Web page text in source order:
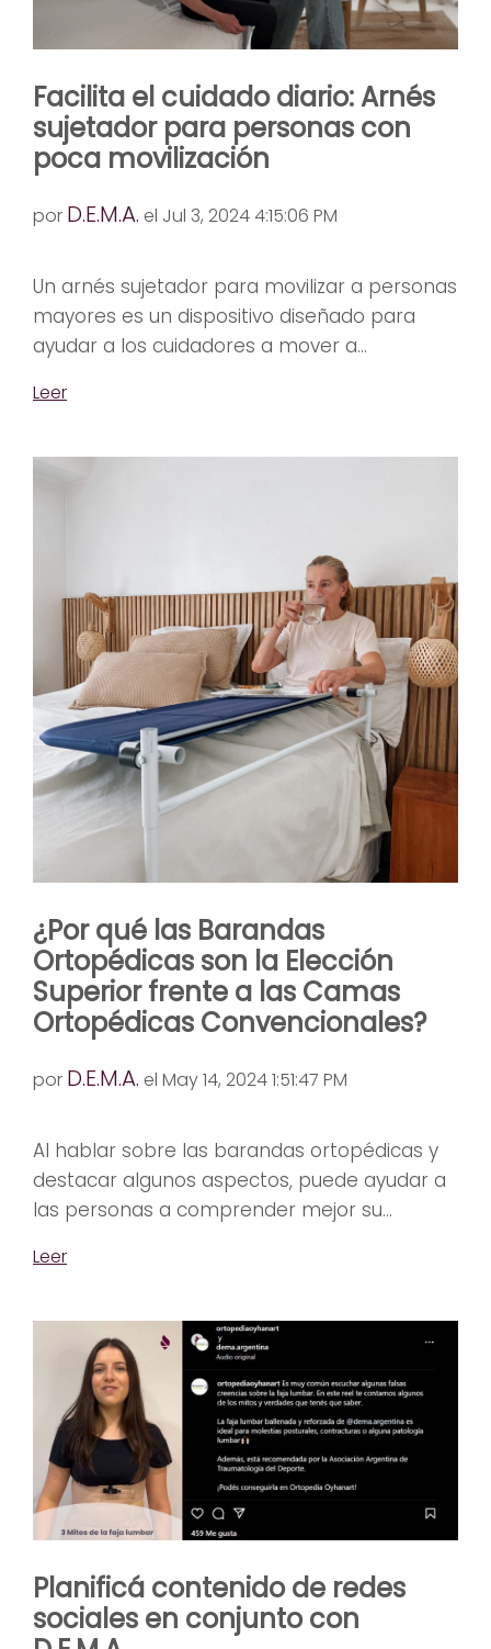
Facilita el cuidado diario: Arnés
sujetador para personas con
poca movilización
por D.E.M.A. el Jul 3, 2024 4:15:06 PM
Un arnés sujetador para movilizar a personas
mayores es un dispositivo diseñado para
ayudar a los cuidadores a mover a...
Leer
¿Por qué las Barandas
Ortopédicas son la Elección
Superior frente a las Camas
Ortopédicas Convencionales?
por D.E.M.A. el May 14, 2024 1:51:47 PM
Al hablar sobre las barandas ortopédicas y
destacar algunos aspectos, puede ayudar a
las personas a comprender mejor su...
Leer
Planificá contenido de redes
sociales en conjunto con